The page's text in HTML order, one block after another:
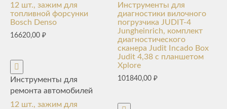
12 шт., зажим для
топливной форсунки
Bosch Denso
16620,00 ₽
Инструменты для
ремонта автомобилей
12 шт., зажим для
Инструменты для
диагностики вилочного
погрузчика JUDIT-4
Jungheinrich, комплект
диагностического
сканера Judit Incado Box
Judit 4,38 с планшетом
Xplore
101840,00₽